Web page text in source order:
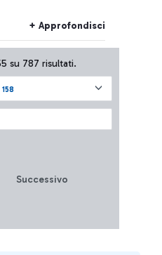
la qualità dei
+ Approfondisci
su 787 risultati.
Successivo